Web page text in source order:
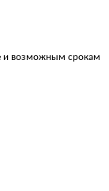
и возможным срокам